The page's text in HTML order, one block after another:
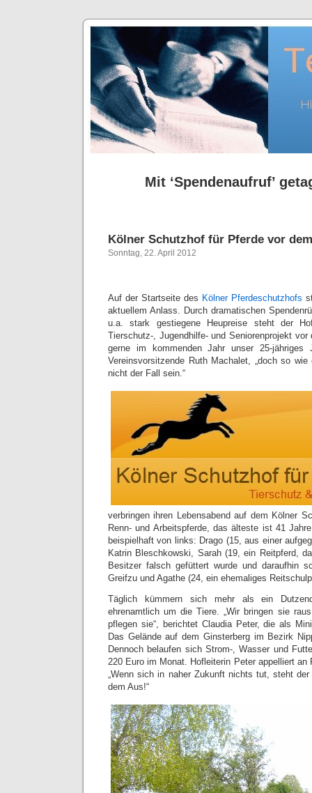
Mit ‘Spendenaufruf’
Kölner Schutzhof für Pferde vor
Sonntag, 22. April 2012
Auf der Startseite des Kölner Pferdeschutzhofs
aktuellem Anlass. Durch dramatischen
u.a. stark gestiegene Heupreise steht der
Tierschutz-, Jugendhilfe- und Seniorenprojekt vor
gerne im kommenden Jahr unser 25-jähriges
Vereinsvorsitzende Ruth Machalet, „doch so
nicht der Fall sein.“
verbringen ihren Lebensabend auf dem Kölner
Renn- und Arbeitspferde, das älteste ist 41
beispielhaft von links: Drago (15, aus einer
Katrin Bleschkowski, Sarah (19, ein Reitpferd,
Besitzer falsch gefüttert wurde und daraufhin
Greifzu und Agathe (24, ein ehemaliges
Täglich kümmern sich mehr als ein
ehrenamtlich um die Tiere. „Wir bringen sie
pflegen sie“, berichtet Claudia Peter, die als
Das Gelände auf dem Ginsterberg im Bezirk
Dennoch belaufen sich Strom-, Wasser und
220 Euro im Monat. Hofleiterin Peter appelliert an
„Wenn sich in naher Zukunft nichts tut, steht
dem Aus!“